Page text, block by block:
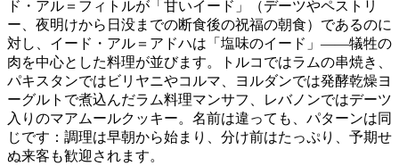
ド・アル＝フィトルが「甘いイード」（デーツやペストリ
ー、夜明けから日没までの断食後の祝福の朝食）であるのに
対し、イード・アル＝アドハは「塩味のイード」――犠牲の
肉を中心とした料理が並びます。トルコではラムの串焼き、
パキスタンではビリヤニやコルマ、ヨルダンでは発酵乾燥ヨ
ーグルトで煮込んだラム料理マンサフ、レバノンではデーツ
入りのマアムールクッキー。名前は違っても、パターンは同
じです：調理は早朝から始まり、分け前はたっぷり、予期せ
ぬ来客も歓迎されます。